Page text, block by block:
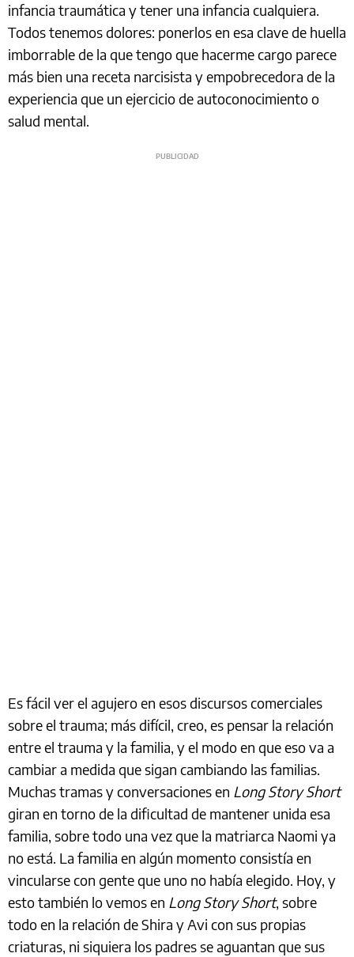
infancia traumática y tener una infancia cualquiera.
Todos tenemos dolores: ponerlos en esa clave de huella
imborrable de la que tengo que hacerme cargo parece
más bien una receta narcisista y empobrecedora de la
experiencia que un ejercicio de autoconocimiento o
salud mental.
Es fácil ver el agujero en esos discursos comerciales
sobre el trauma; más difícil, creo, es pensar la relación
entre el trauma y la familia, y el modo en que eso va a
cambiar a medida que sigan cambiando las familias.
Muchas tramas y conversaciones en Long Story Short
giran en torno de la dificultad de mantener unida esa
familia, sobre todo una vez que la matriarca Naomi ya
no está. La familia en algún momento consistía en
vincularse con gente que uno no había elegido. Hoy, y
esto también lo vemos en Long Story Short, sobre
todo en la relación de Shira y Avi con sus propias
criaturas, ni siquiera los padres se aguantan que sus